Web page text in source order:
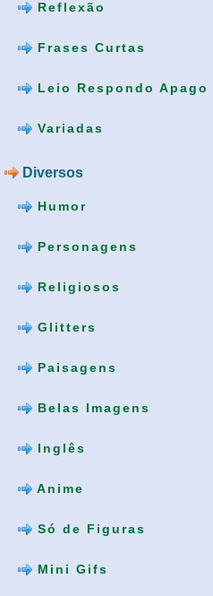
Reflexão
Frases Curtas
Leio Respondo Apago
Variadas
Diversos
Humor
Personagens
Religiosos
Glitters
Paisagens
Belas Imagens
Inglês
Anime
Só de Figuras
Mini Gifs